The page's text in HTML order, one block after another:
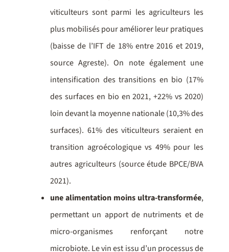
viticulteurs sont parmi les agriculteurs les
plus mobilisés pour améliorer leur pratiques
(baisse de l’IFT de 18% entre 2016 et 2019,
source Agreste). On note également une
intensification des transitions en bio (17%
des surfaces en bio en 2021, +22% vs 2020)
loin devant la moyenne nationale (10,3% des
surfaces). 61% des viticulteurs seraient en
transition agroécologique vs 49% pour les
autres agriculteurs (source étude BPCE/BVA
2021).
une alimentation moins ultra-transformée,
permettant un apport de nutriments et de
micro-organismes renforçant notre
microbiote. Le vin est issu d’un processus de